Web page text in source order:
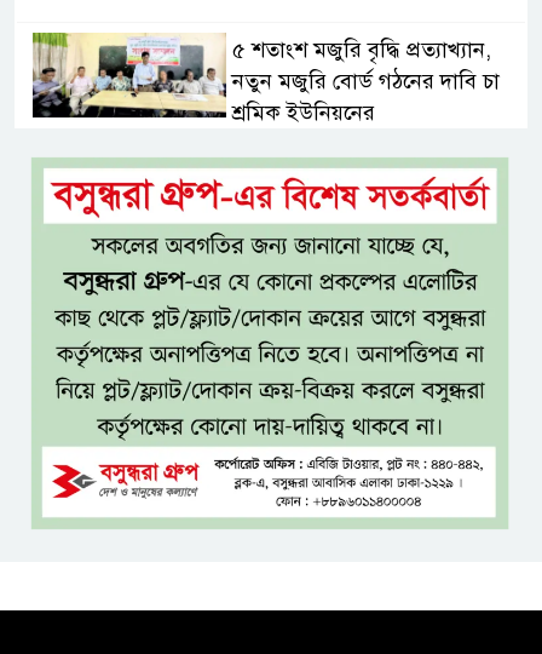
৫ শতাংশ মজুরি বৃদ্ধি প্রত্যাখ্যান,
নতুন মজুরি বোর্ড গঠনের দাবি চা
শ্রমিক ইউনিয়নের
টাঙ্গাইল জেলা পরিষদের উদ্যোগে
২৩ লাখ টাকার আর্থিক অনুদানের
চেক বিতরণ
ধলেশ্বরী থেকে অবৈধ বালু উত্তোলন,
হুমকিতে শামসুল হক সেতু
বঙ্গভবনের নতুন বাসিন্দা কি মির্জা
ফখরুল? বিএনপিতে জোর
আলোচনা, সিদ্ধান্ত নেবেন তারেক
রহমান